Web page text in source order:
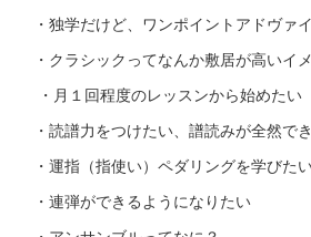
・独学だけど、ワンポイントアドヴァ
・クラシックってなんか敷居が高いイ
・月１回程度のレッスンから始めたい
・読譜力をつけたい、譜読みが全然で
・運指（指使い）ペダリングを学びた
・連弾ができるようになりたい